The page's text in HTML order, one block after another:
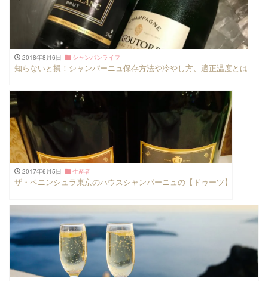
2018年8月6日 シャンパンライフ
知らないと損！シャンパーニュ保存方法や冷やし方、適正温度とは
2017年6月5日 生産者
ザ・ペニンシュラ東京のハウスシャンパーニュの【ドゥーツ】